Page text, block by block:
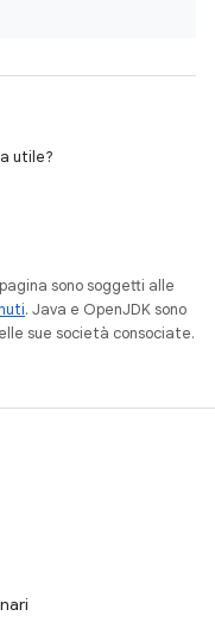
utile?
sono soggetti alle
. Java e OpenJDK sono
sue società consociate.